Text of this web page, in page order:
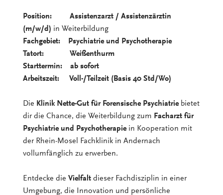
Position: Assistenzarzt / Assistenzärztin
(m/w/d) in Weiterbildung
Fachgebiet: Psychiatrie und Psychotherapie
Tatort: Weißenthurm
Starttermin: ab sofort
Arbeitszeit: Voll-/Teilzeit (Basis 40 Std/Wo)
Die Klinik Nette-Gut für Forensische Psychiatriebietet
dir die Chance, die Weiterbildung zum Facharzt für
Psychiatrie und Psychotherapiein Kooperation mit
der Rhein-Mosel Fachklinik in Andernach
vollumfänglich zu erwerben.
Entdecke dieVielfaltdieser Fachdisziplin in einer
Umgebung, die Innovation und persönliche